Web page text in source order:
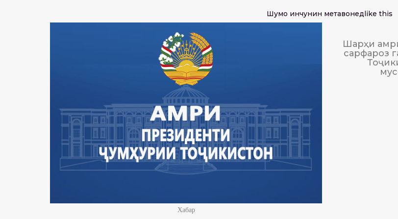
Шумо инчунин метавонедlike this
Хабар
Шарҳи
сарфароз